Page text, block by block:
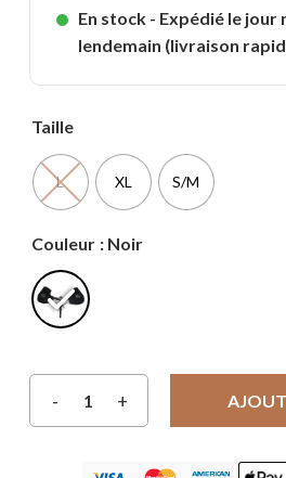
En stock - Expédié le jour
lendemain (livraison
Taille
L XL S/M
Couleur : Noir